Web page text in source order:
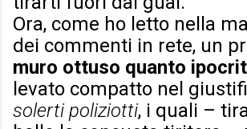
Ora, come ho letto nella
dei commenti in rete, un
muro ottuso quanto
levato compatto nel
solerti poliziotti, i quali –